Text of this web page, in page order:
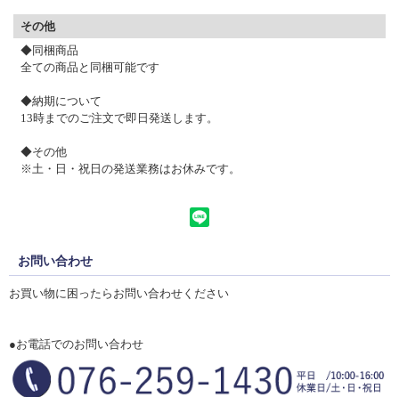
その他
◆同梱商品
全ての商品と同梱可能です
◆納期について
13時までのご注文で即日発送します。
◆その他
※土・日・祝日の発送業務はお休みです。
お問い合わせ
お買い物に困ったらお問い合わせください
●お電話でのお問い合わせ